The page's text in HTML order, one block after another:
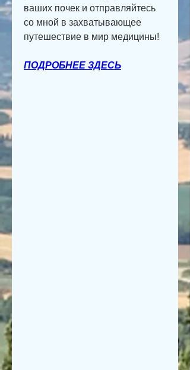
ваших почек и отправляйтесь
со мной в захватывающее
путешествие в мир медицины!
ПОДРОБНЕЕ ЗДЕСЬ